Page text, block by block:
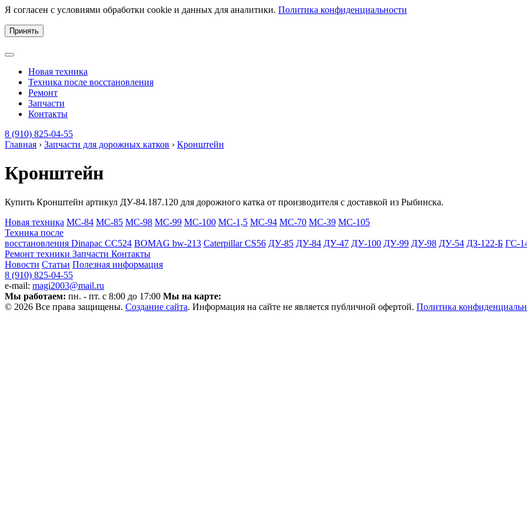
Я согласен с условиями обработки cookie и данных для аналитики. Политика конфиденциальности
Принять
Новая техника
Техника после восстановления
Ремонт
Запчасти
Контакты
8 (910) 825-04-55
Главная › Запчасти для дорожных катков › Кронштейн
Кронштейн
Купить Кронштейн артикул ДУ-84.187.120 для дорожного катка от производителя с доставкой из Рыбинска.
Новая техника МС-84 МС-85 МС-98 МС-99 МС-100 МС-1,5 МС-94 МС-70 МС-39 МС-105
Техника после
восстановления Dinapac СС524 BOMAG bw-213 Caterpillar CS56 ДУ-85 ДУ-84 ДУ-47 ДУ-100 ДУ-99 ДУ-98 ДУ-54 ДЗ-122-Б ГС-
Ремонт техники Запчасти Контакты
Новости Статьи Полезная информация
8 (910) 825-04-55
e-mail: magi2003@mail.ru
Мы работаем: пн. - пт. с 8:00 до 17:00 Мы на карте:
© 2026 Все права защищены. Создание сайта. Информация на сайте не является публичной офертой. Политика